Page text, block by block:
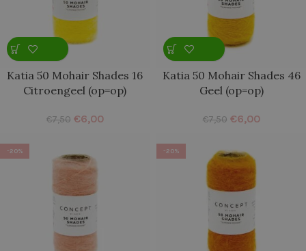
Katia 50 Mohair Shades 16
Citroengeel (op=op)
€7,50 €6,00
Katia 50 Mohair Shades 46
Geel (op=op)
€7,50 €6,00
-20% -20%